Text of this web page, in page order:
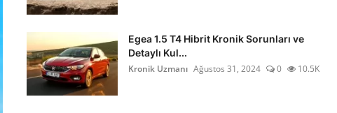
Egea 1.5 T4 Hibrit Kronik Sorunları ve
Detaylı Kul...
Kronik Uzmanı Ağustos 31, 2024 0 10.5K